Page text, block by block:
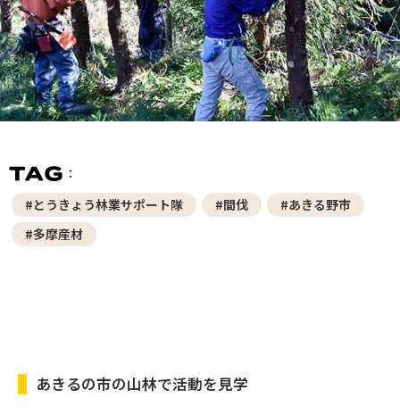
#とうきょう林業サポート隊 #間伐
#あきる野市
#多摩産材
あきるの市の山林で活動を見学